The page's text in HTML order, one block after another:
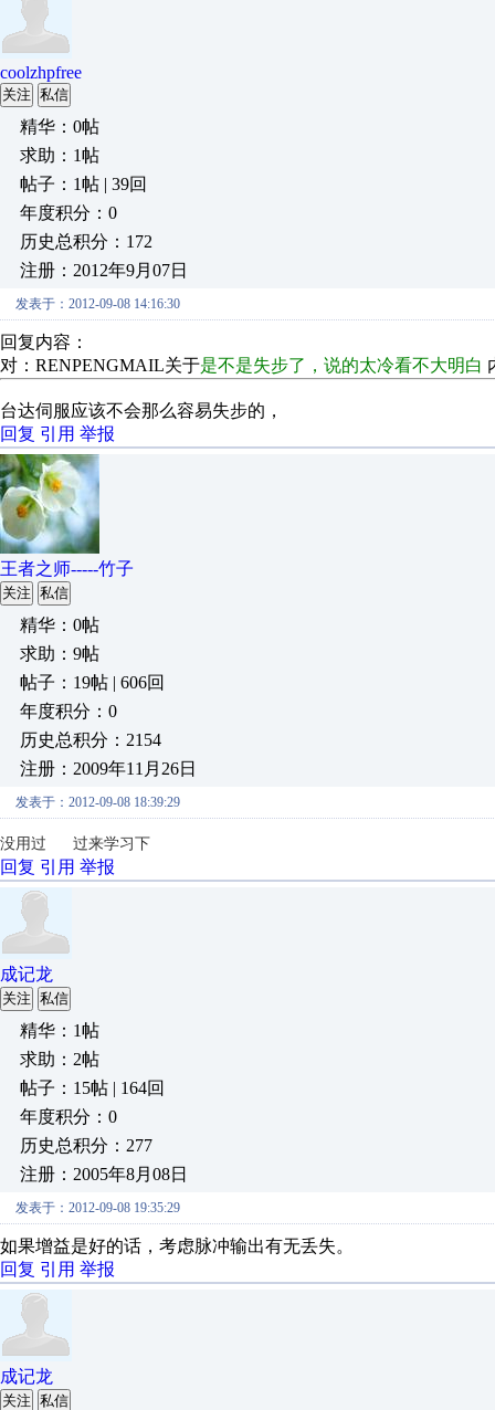
coolzhpfree
关注 私信
精华：0帖
求助：1帖
帖子：1帖 | 39回
年度积分：0
历史总积分：172
注册：2012年9月07日
发表于：2012-09-08 14:16:30
回复内容：
对：RENPENGMAIL关于是不是失步了，说的太冷看不大明白
台达伺服应该不会那么容易失步的，
回复 引用 举报
王者之师-----竹子
关注 私信
精华：0帖
求助：9帖
帖子：19帖 | 606回
年度积分：0
历史总积分：2154
注册：2009年11月26日
发表于：2012-09-08 18:39:29
没用过 过来学习下
回复 引用 举报
成记龙
关注 私信
精华：1帖
求助：2帖
帖子：15帖 | 164回
年度积分：0
历史总积分：277
注册：2005年8月08日
发表于：2012-09-08 19:35:29
如果增益是好的话，考虑脉冲输出有无丢失。
回复 引用 举报
成记龙
关注 私信